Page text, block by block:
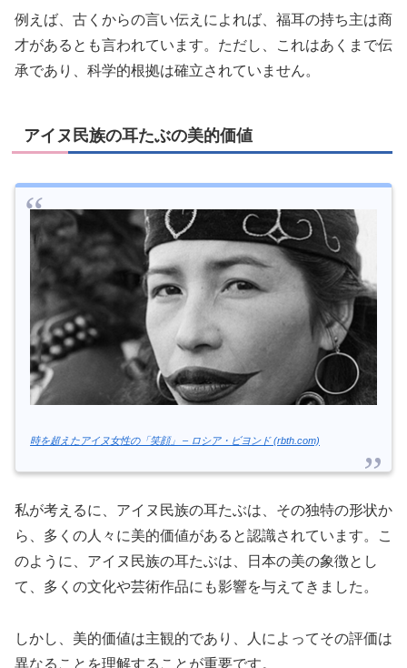
例えば、古くからの言い伝えによれば、福耳の持ち主は商
才があるとも言われています。ただし、これはあくまで伝
承であり、科学的根拠は確立されていません。
アイヌ民族の耳たぶの美的価値
時を超えたアイヌ女性の「笑顔」 – ロシア・ビヨンド (rbth.com)
私が考えるに、アイヌ民族の耳たぶは、その独特の形状か
ら、多くの人々に美的価値があると認識されています。こ
のように、アイヌ民族の耳たぶは、日本の美の象徴とし
て、多くの文化や芸術作品にも影響を与えてきました。
しかし、美的価値は主観的であり、人によってその評価は
異なることを理解することが重要です。